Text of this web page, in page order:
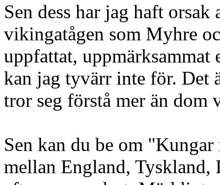
Sen dess har jag haft
vikingatågen som Myhre
uppfattat, uppmärksammat
kan jag tyvärr inte för. Det
tror seg förstå mer än
Sen kan du be om
mellan England, Tyskland,